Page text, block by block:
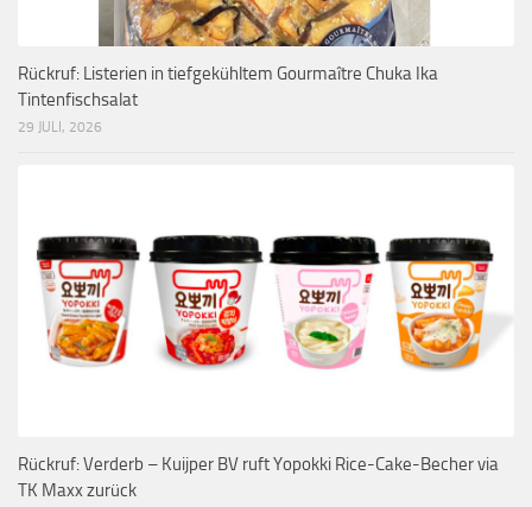
Rückruf: Listerien in tiefgekühltem Gourmaître Chuka Ika
Tintenfischsalat
29 JULI, 2026
Rückruf: Verderb – Kuijper BV ruft Yopokki Rice-Cake-Becher via
TK Maxx zurück